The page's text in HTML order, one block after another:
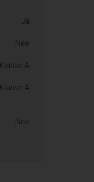
Ja
Nee
Klasse A
Klasse A
Nee